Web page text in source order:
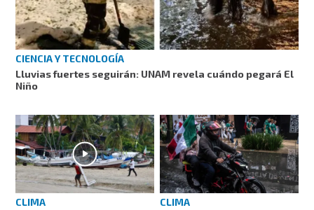
CIENCIA Y TECNOLOGÍA
Lluvias fuertes seguirán: UNAM revela cuándo pegará El
Niño
CLIMA
CLIMA